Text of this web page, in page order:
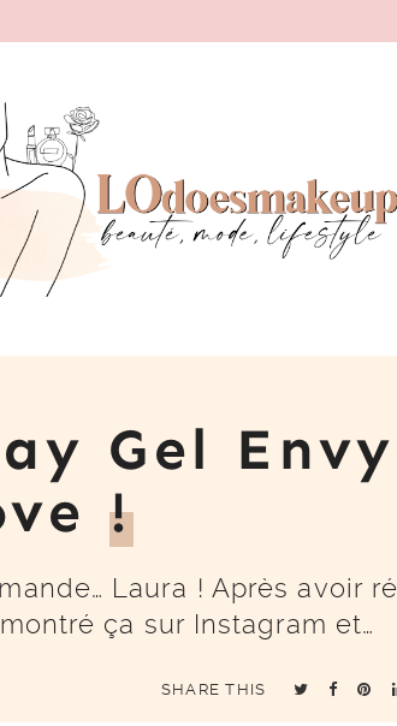
Gel Envy
!
Laura ! Après avoir
ça sur Instagram et…
SHARE THIS